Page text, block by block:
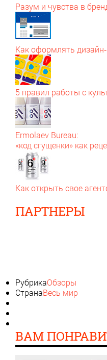
Разум и чувства в
Как оформлять
5 правил работы с
Ermolaev Bureau:
«код сгущенки» как
Как открыть свое
ПАРТНЕРЫ
РубрикаОбзоры
СтранаВесь мир
ВАМ